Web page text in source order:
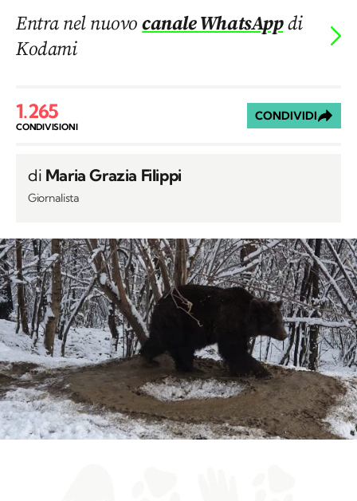
Entra nel nuovocanale WhatsAppdi
Kodami
1.265
CONDIVISIONI
CONDIVIDI
di Maria Grazia Filippi
Giornalista